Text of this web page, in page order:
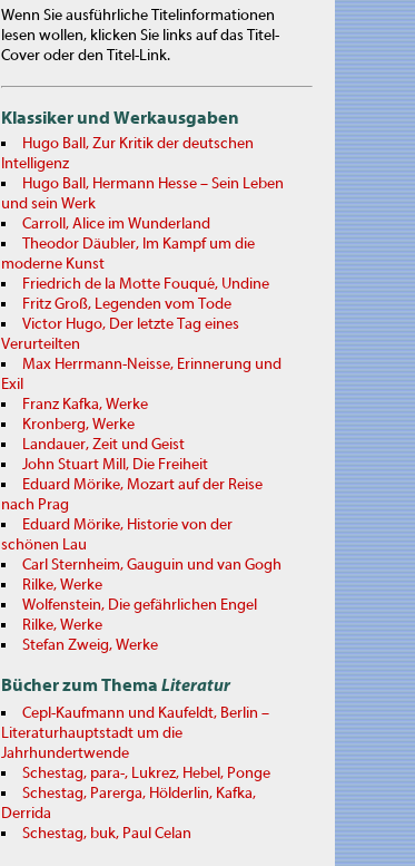
Wenn Sie ausführliche Titelinformationen
lesen wollen, klicken Sie links auf das Titel-
Cover oder den Titel-Link.
Klassiker und Werkausgaben
Hugo Ball, Zur Kritik der deutschen
Intelligenz
Hugo Ball, Hermann Hesse – Sein Leben
und sein Werk
Carroll, Alice im Wunderland
Theodor Däubler, Im Kampf um die
moderne Kunst
Friedrich de la Motte Fouqué, Undine
Fritz Groß, Legenden vom Tode
Victor Hugo, Der letzte Tag eines
Verurteilten
Max Herrmann-Neisse, Erinnerung und
Exil
Franz Kafka, Werke
Kronberg, Werke
Landauer, Zeit und Geist
John Stuart Mill, Die Freiheit
Eduard Mörike, Mozart auf der Reise
nach Prag
Eduard Mörike, Historie von der
schönen Lau
Carl Sternheim, Gauguin und van Gogh
Rilke, Werke
Wolfenstein, Die gefährlichen Engel
Rilke, Werke
Stefan Zweig, Werke
Bücher zum Thema Literatur
Cepl-Kaufmann und Kaufeldt, Berlin –
Literaturhauptstadt um die
Jahrhundertwende
Schestag, para-, Lukrez, Hebel, Ponge
Schestag, Parerga, Hölderlin, Kafka,
Derrida
Schestag, buk, Paul Celan